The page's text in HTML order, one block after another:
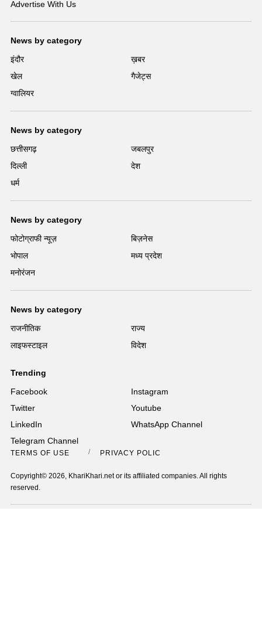
Advertise With Us
News by category
इंदौर
ख़बर
खेल
गैजेट्स
ग्वालियर
News by category
छत्तीसगढ़
जबलपुर
दिल्ली
देश
धर्म
News by category
फोटोग्राफी न्यूज़
बिज़नेस
भोपाल
मध्य प्रदेश
मनोरंजन
News by category
राजनीतिक
राज्य
लाइफस्टाइल
विदेश
Trending
Facebook
Instagram
Twitter
Youtube
LinkedIn
WhatsApp Channel
Telegram Channel
TERMS OF USE PRIVACY POLICY
Copyright© 2026, KhariKhari.net or its affiliated companies. All rights
reserved.